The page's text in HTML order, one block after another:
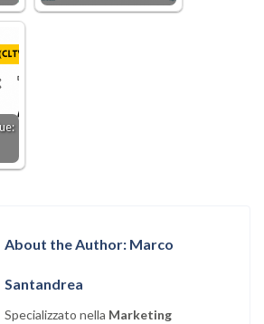
About the Author: Marco
Santandrea
Specializzato nella Marketing